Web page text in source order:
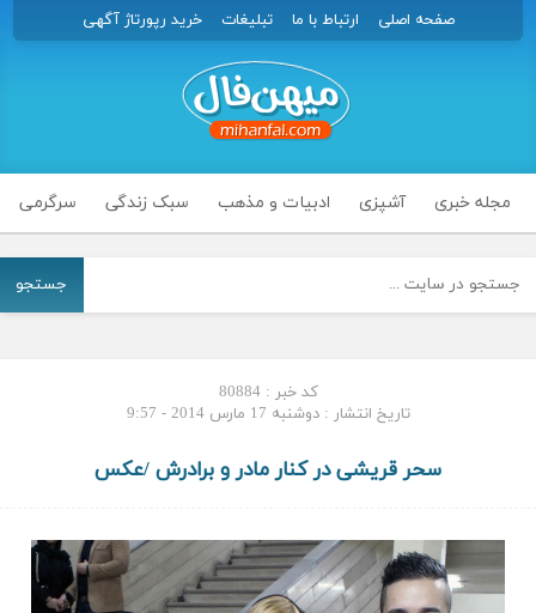
صفحه اصلی ارتباط با ما تبلیغات خرید رپورتاژ آگهی
مجله خبری آشپزی ادبیات و مذهب سبک زندگی سرگرمی
جستجو
کد خبر : 80884
تاریخ انتشار : دوشنبه 17 مارس 2014 - 9:57
سحر قریشی در کنار مادر و برادرش /عکس